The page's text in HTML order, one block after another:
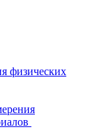
физических